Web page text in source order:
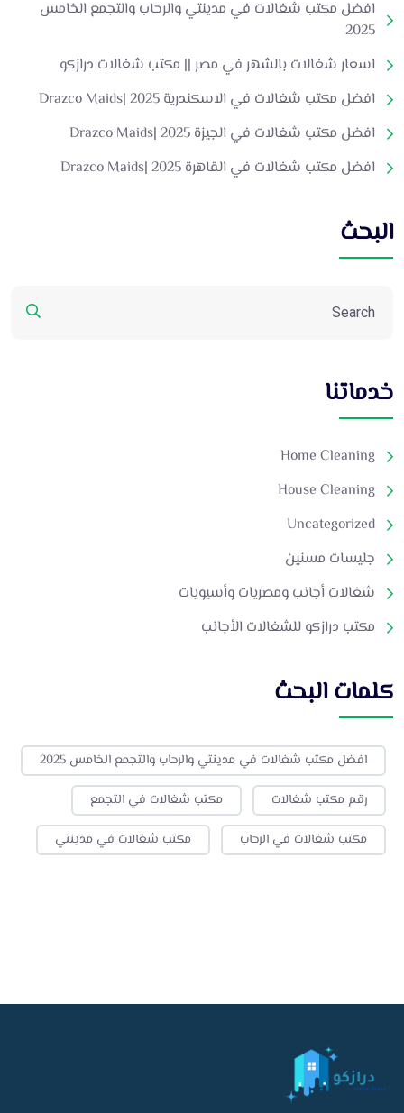
افضل مكتب شغالات في مدينتي والرحاب والتجمع الخامس
2025
اسعار شغالات بالشهر في مصر || مكتب شغالات درازكو
افضل مكتب شغالات في الاسكندرية 2025 |Drazco Maids
افضل مكتب شغالات في الجيزة 2025 |Drazco Maids
افضل مكتب شغالات في القاهرة 2025 |Drazco Maids
البحث
خدماتنا
Home Cleaning
House Cleaning
Uncategorized
جليسات مسنين
شغالات أجانب ومصريات وأسيويات
مكتب درازكو للشغالات الأجانب
كلمات البحث
افضل مكتب شغالات في مدينتي والرحاب والتجمع الخامس 2025
رقم مكتب شغالات
مكتب شغالات في التجمع
مكتب شغالات في الرحاب
مكتب شغالات في مدينتي